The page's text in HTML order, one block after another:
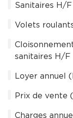
Sanitaires H/F
Volets
sanitaires H/F
Loyer annuel
Prix de vente
Charges